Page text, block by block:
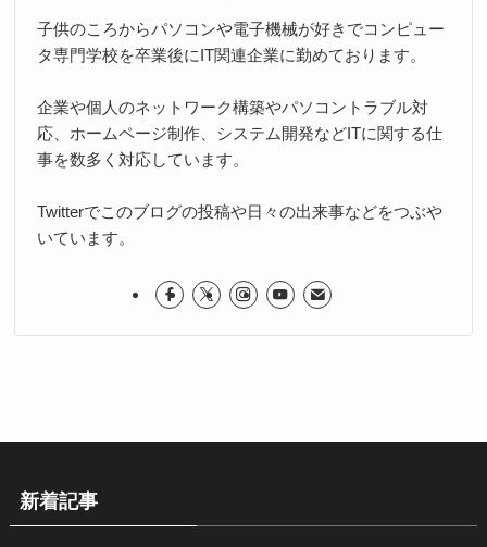
子供のころからパソコンや電子機械が好きでコンピュー
タ専門学校を卒業後にIT関連企業に勤めております。
企業や個人のネットワーク構築やパソコントラブル対
応、ホームページ制作、システム開発などITに関する仕
事を数多く対応しています。
Twitterでこのブログの投稿や日々の出来事などをつぶや
いています。
新着記事